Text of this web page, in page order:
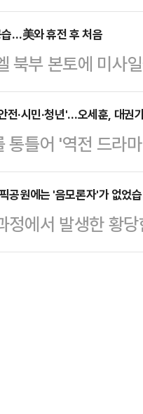
추후 대여 투쟁,
한다는 목소리도
선이 확정된 후,
…美와 휴전 후 처음
북부 본토에 미사
라엘군은 “이란
발사했다”며 “우
지역에 공습 경
모든 학교에 휴교
란 레바논 무장정
으로 베이루트 남
핵심 거점으…
·시민·청년'…오세훈, 대권
통틀어 '역전 드라
어진 초접전 끝에
진영의 대권주자
리를 두면서 '안전·
는 것이라는 분석
공원에는 '음모론자'가 없었
정에서 발생한 황
만큼 모순적이다.